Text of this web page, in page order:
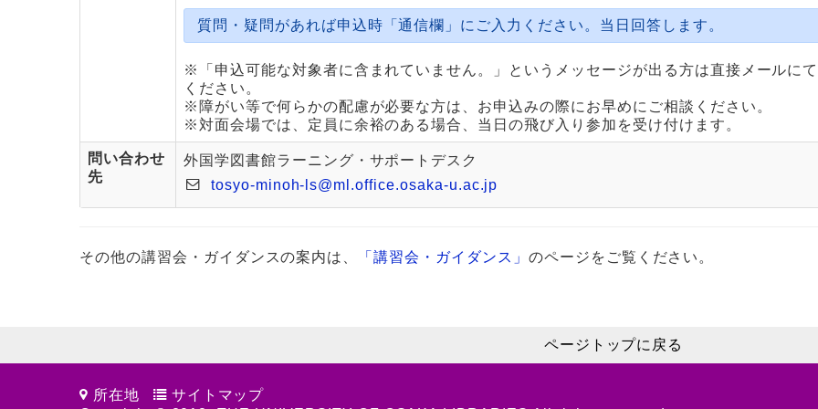
質問・疑問があれば申込時「通信欄」にご入力ください。当日回答します。
※「申込可能な対象者に含まれていません。」というメッセージが出る方は直接メールに
ください。
※障がい等で何らかの配慮が必要な方は、お申込みの際にお早めにご相談ください。
※対面会場では、定員に余裕のある場合、当日の飛び入り参加を受け付けます。
問い合わせ
先
外国学図書館ラーニング・サポートデスク
tosyo-minoh-ls@ml.office.osaka-u.ac.jp
その他の講習会・ガイダンスの案内は、 「講習会・ガイダンス」 のページをご覧ください。
ページトップに戻る
所在地
サイトマップ